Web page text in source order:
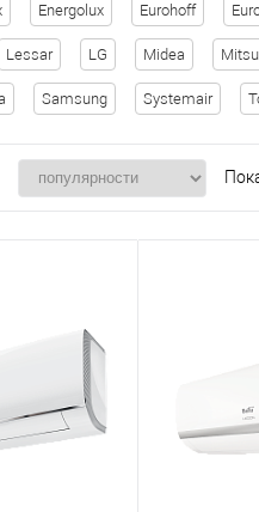
Energolux Eurohoff
Lessar LG Midea
Samsung Systemair